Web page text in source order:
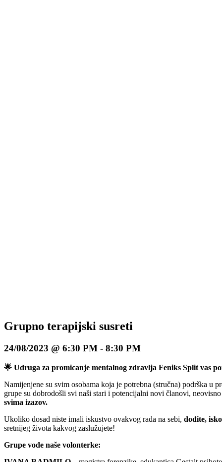
Grupno terapijski susreti
24/08/2023 @ 6:30 PM - 8:30 PM
🌟 Udruga za promicanje mentalnog zdravlja Feniks Split vas
Namijenjene su svim osobama koja je potrebna (stručna) podrška u
grupe su dobrodošli svi naši stari i potencijalni novi članovi,
svima izazov.
Ukoliko dosad niste imali iskustvo ovakvog rada na sebi, dođite,
sretnijeg života kakvog zaslužujete!
Grupe vode naše volonterke: